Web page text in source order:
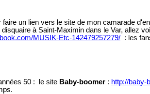
faire un lien vers le site de mon camarade
à Saint-Maximin dans le Var, allez
MUSIK-Etc-142479257279/ : les
50 : le site Baby-boomer : http://baby-